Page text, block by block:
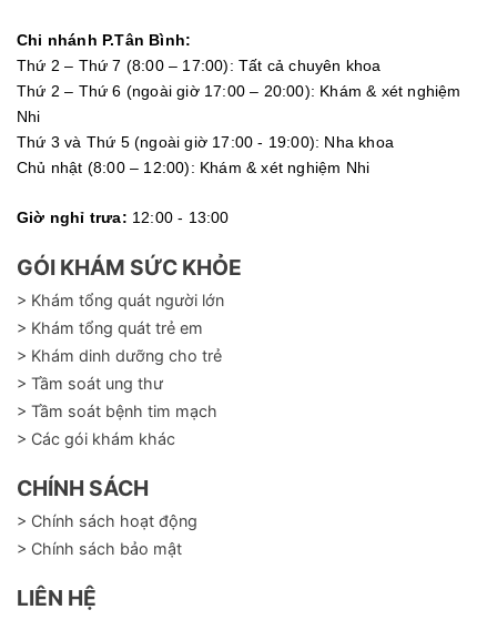
Chi nhánh P.Tân Bình:
Thứ 2 – Thứ 7 (8:00 – 17:00): Tất cả chuyên khoa
Thứ 2 – Thứ 6 (ngoài giờ 17:00 – 20:00): Khám & xét nghiệm
Nhi
Thứ 3 và Thứ 5 (ngoài giờ 17:00 - 19:00): Nha khoa
Chủ nhật (8:00 – 12:00): Khám & xét nghiệm Nhi
Giờ nghỉ trưa: 12:00 - 13:00
GÓI KHÁM SỨC KHỎE
> Khám tổng quát người lớn
> Khám tổng quát trẻ em
> Khám dinh dưỡng cho trẻ
> Tầm soát ung thư
> Tầm soát bệnh tim mạch
> Các gói khám khác
CHÍNH SÁCH
> Chính sách hoạt động
> Chính sách bảo mật
LIÊN HỆ